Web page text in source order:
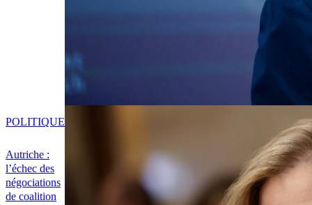
Autriche :
l’échec des
négociations
de coalition
POLITIQUE